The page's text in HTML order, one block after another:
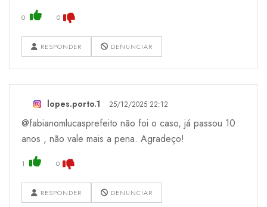
0 0
RESPONDER DENUNCIAR
lopes.porto.1 25/12/2025 22:12
@fabianomlucasprefeito não foi o caso, já passou 10
anos , não vale mais a pena. Agradeço!
1 0
RESPONDER DENUNCIAR